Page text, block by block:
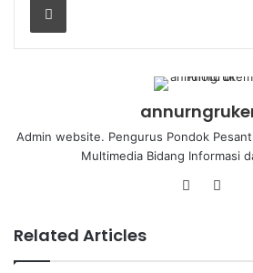
Admin website. Pengurus Pondok
Multimedia Bidang Informasi
Related Articles